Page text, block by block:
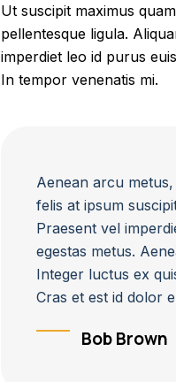
Ut suscipit maximus
pellentesque ligula.
imperdiet leo id purus
In tempor venenatis mi.
Aenean arcu
felis at ipsum
Praesent vel
egestas metus.
Integer luctus ex
Cras et est id dolor
Bob Brown